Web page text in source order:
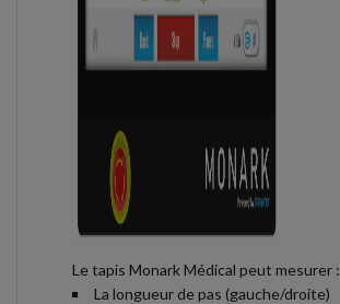
Le tapis Monark Médical peut mesurer :
La longueur de pas (gauche/droite)